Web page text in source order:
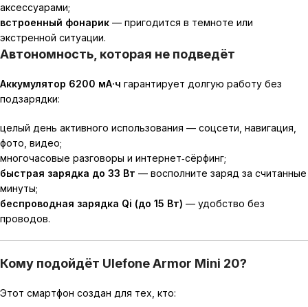
аксессуарами;
встроенный фонарик — пригодится в темноте или
экстренной ситуации.
Автономность, которая не подведёт
Аккумулятор 6200 мА·ч гарантирует долгую работу без
подзарядки:
целый день активного использования — соцсети, навигация,
фото, видео;
многочасовые разговоры и интернет‑сёрфинг;
быстрая зарядка до 33 Вт — восполните заряд за считанные
минуты;
беспроводная зарядка Qi (до 15 Вт) — удобство без
проводов.
Кому подойдёт Ulefone Armor Mini 20?
Этот смартфон создан для тех, кто: